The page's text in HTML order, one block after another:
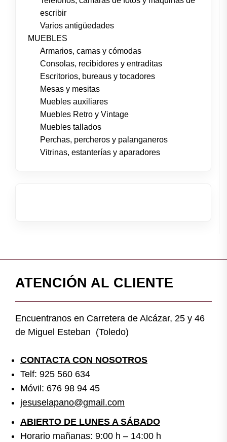
escribir
Varios antigüedades
MUEBLES
Armarios, camas y cómodas
Consolas, recibidores y entraditas
Escritorios, bureaus y tocadores
Mesas y mesitas
Muebles auxiliares
Muebles Retro y Vintage
Muebles tallados
Perchas, percheros y palanganeros
Vitrinas, estanterías y aparadores
ATENCIÓN AL CLIENTE
Encuentranos en Carretera de Alcázar, 25 y 46
de Miguel Esteban (Toledo)
CONTACTA CON NOSOTROS
Telf: 925 560 634
Móvil: 676 98 94 45
jesuselapano@gmail.com
ABIERTO DE LUNES A SÁBADO
Horario mañanas: 9:00 h – 14:00 h